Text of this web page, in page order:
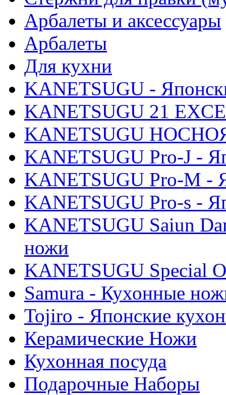
Арбалеты и аксессуары
Арбалеты
Для кухни
KANETSUGU -
KANETSUGU 21
KANETSUGU
KANETSUGU Pro-J -
KANETSUGU Pro-M -
KANETSUGU Pro-s -
KANETSUGU Saiun
ножи
KANETSUGU Special
Samura - Кухонные
Tojiro - Японские
Керамические Ножи
Кухонная посуда
Подарочные Наборы